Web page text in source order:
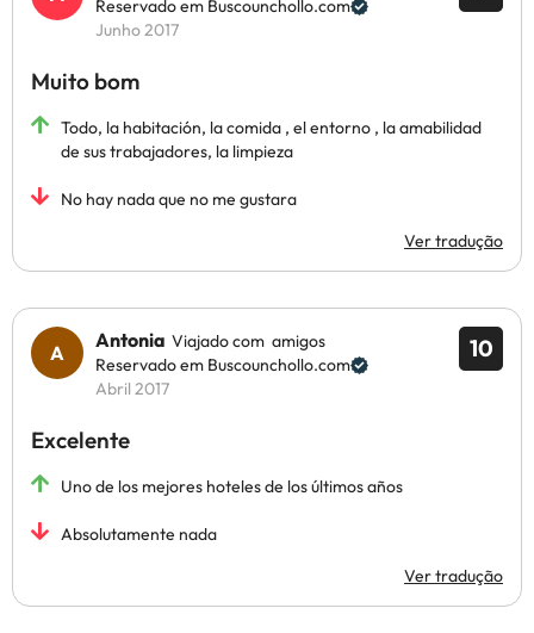
Reservado em Buscounchollo.com
Junho 2017
Muito bom
Todo, la habitación, la comida , el entorno , la amabilidad
de sus trabajadores, la limpieza
No hay nada que no me gustara
Ver tradução
10
Antonia Viajado com amigos
Reservado em Buscounchollo.com
Abril 2017
Excelente
Uno de los mejores hoteles de los últimos años
Absolutamente nada
Ver tradução